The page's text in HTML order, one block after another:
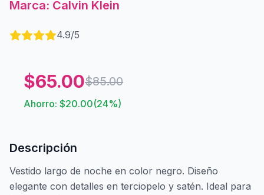
Marca: Calvin Klein
4.9/5
$65.00$85.00
Ahorro: $20.00(24%)
Descripción
Vestido largo de noche en color negro. Diseño
elegante con detalles en terciopelo y satén. Ideal para